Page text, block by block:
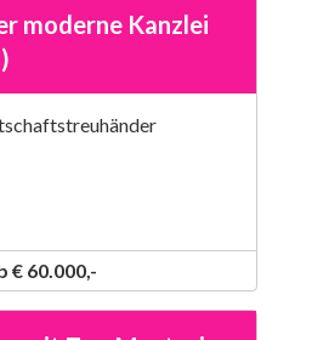
moderne Kanzlei
€ 60.000,-